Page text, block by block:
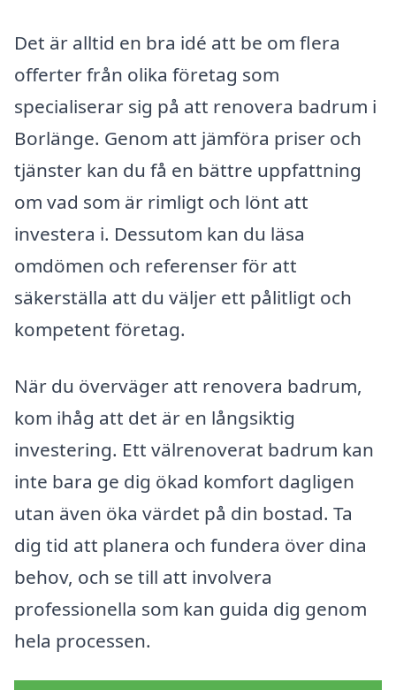
Det är alltid en bra idé att be om flera
offerter från olika företag som
specialiserar sig på att renovera badrum i
Borlänge. Genom att jämföra priser och
tjänster kan du få en bättre uppfattning
om vad som är rimligt och lönt att
investera i. Dessutom kan du läsa
omdömen och referenser för att
säkerställa att du väljer ett pålitligt och
kompetent företag.
När du överväger att renovera badrum,
kom ihåg att det är en långsiktig
investering. Ett välrenoverat badrum kan
inte bara ge dig ökad komfort dagligen
utan även öka värdet på din bostad. Ta
dig tid att planera och fundera över dina
behov, och se till att involvera
professionella som kan guida dig genom
hela processen.